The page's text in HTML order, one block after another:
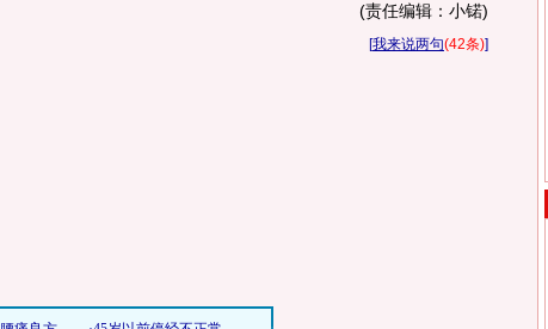
(责任编辑：小锘)
[我来说两句(42条)]